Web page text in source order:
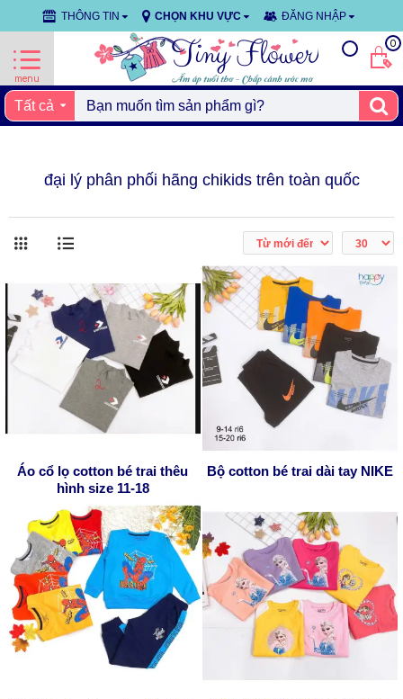
THÔNG TIN CHỌN KHU VỰC ĐĂNG NHẬP
0
Tất cả
đại lý phân phối hãng chikids trên toàn quốc
Áo cổ lọ cotton bé trai thêu
hình size 11-18
Bộ cotton bé trai dài tay NIKE